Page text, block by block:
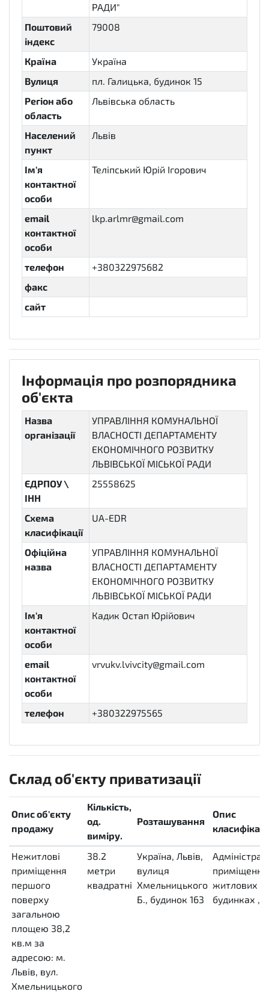
РАДИ"
Поштовий
індекс
79008
Країна
Україна
Вулиця
пл. Галицька, будинок 15
Регіон або
область
Львівська область
Населений
пункт
Львів
Ім'я
контактної
особи
Теліпський Юрій Ігорович
email
контактної
особи
lkp.arlmr@gmail.com
телефон
+380322975682
факс
сайт
Інформація про розпорядника
об'єкта
Назва
організації
УПРАВЛІННЯ КОМУНАЛЬНОЇ
ВЛАСНОСТІ ДЕПАРТАМЕНТУ
ЕКОНОМІЧНОГО РОЗВИТКУ
ЛЬВІВСЬКОЇ МІСЬКОЇ РАДИ
ЄДРПОУ \
ІНН
25558625
Схема
класифікації
UA-EDR
Офіційна
назва
УПРАВЛІННЯ КОМУНАЛЬНОЇ
ВЛАСНОСТІ ДЕПАРТАМЕНТУ
ЕКОНОМІЧНОГО РОЗВИТКУ
ЛЬВІВСЬКОЇ МІСЬКОЇ РАДИ
Ім'я
контактної
особи
Кадик Остап Юрійович
email
контактної
особи
vrvukv.lvivcity@gmail.com
телефон +380322975565
Склад об'єкту приватизації
Опис об'єкту
продажу
Кількість,
од.
виміру.
Розташування
Опис
Нежитлові
приміщення
першого
поверху
загальною
площею 38,2
кв.м за
адресою: м.
Львів, вул.
Хмельницького
38.2
метри
квадратні
Україна, Львів,
вулиця
Хмельницького
Б., будинок 163
житлових
будинках ,